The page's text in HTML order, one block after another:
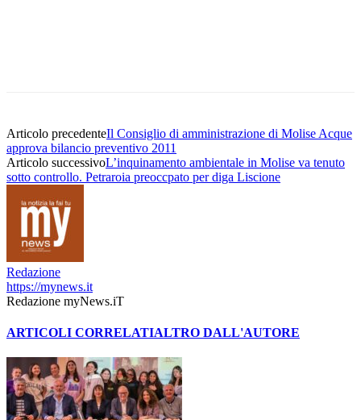
Articolo precedenteIl Consiglio di amministrazione di Molise Acque
approva bilancio preventivo 2011
Articolo successivoL’inquinamento ambientale in Molise va tenuto
sotto controllo. Petraroia preoccpato per diga Liscione
Redazione
https://mynews.it
Redazione myNews.iT
ARTICOLI CORRELATIALTRO DALL'AUTORE